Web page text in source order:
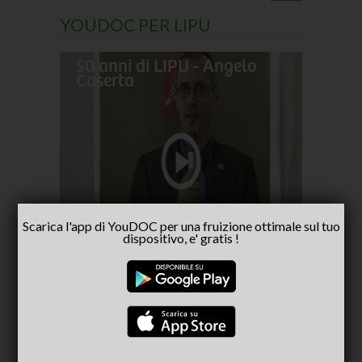
YOUDOC PER LIPU
50 anni di LIPU - Angelo
Caserta
CONSIGLIATI PER TE(ACTIVE TAB)
Scarica l'app di YouDOC per una fruizione ottimale sul tuo
dispositivo, e' gratis !